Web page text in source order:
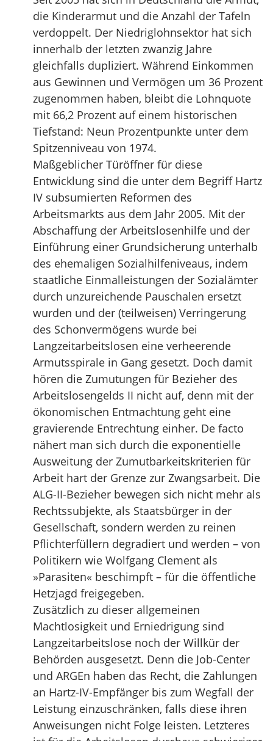
die Kinderarmut und die Anzahl der Tafeln
verdoppelt. Der Niedriglohnsektor hat sich
innerhalb der letzten zwanzig Jahre
gleichfalls dupliziert. Während Einkommen
aus Gewinnen und Vermögen um 36 Prozent
zugenommen haben, bleibt die Lohnquote
mit 66,2 Prozent auf einem historischen
Tiefstand: Neun Prozentpunkte unter dem
Spitzenniveau von 1974.
Maßgeblicher Türöffner für diese
Entwicklung sind die unter dem Begriff Hartz
IV subsumierten Reformen des
Arbeitsmarkts aus dem Jahr 2005. Mit der
Abschaffung der Arbeitslosenhilfe und der
Einführung einer Grundsicherung unterhalb
des ehemaligen Sozialhilfeniveaus, indem
staatliche Einmalleistungen der Sozialämter
durch unzureichende Pauschalen ersetzt
wurden und der (teilweisen) Verringerung
des Schonvermögens wurde bei
Langzeitarbeitslosen eine verheerende
Armutsspirale in Gang gesetzt. Doch damit
hören die Zumutungen für Bezieher des
Arbeitslosengelds II nicht auf, denn mit der
ökonomischen Entmachtung geht eine
gravierende Entrechtung einher. De facto
nähert man sich durch die exponentielle
Ausweitung der Zumutbarkeitskriterien für
Arbeit hart der Grenze zur Zwangsarbeit. Die
ALG-II-Bezieher bewegen sich nicht mehr als
Rechtssubjekte, als Staatsbürger in der
Gesellschaft, sondern werden zu reinen
Pflichterfüllern degradiert und werden – von
Politikern wie Wolfgang Clement als
»Parasiten« beschimpft – für die öffentliche
Hetzjagd freigegeben.
Zusätzlich zu dieser allgemeinen
Machtlosigkeit und Erniedrigung sind
Langzeitarbeitslose noch der Willkür der
Behörden ausgesetzt. Denn die Job-Center
und ARGEn haben das Recht, die Zahlungen
an Hartz-IV-Empfänger bis zum Wegfall der
Leistung einzuschränken, falls diese ihren
Anweisungen nicht Folge leisten. Letzteres